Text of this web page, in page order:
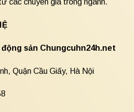
các chuyên gia trong ngành.
sản Chungcuhn24h.net
Quận Cầu Giấy, Hà Nội